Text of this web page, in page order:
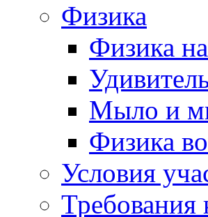
Физика
Физика
Мыло и
Физика
Условия